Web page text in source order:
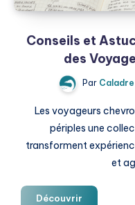
Conseils et
des
ParCaladre
Les voyageurs
périples une
transforment
et
Découvrir